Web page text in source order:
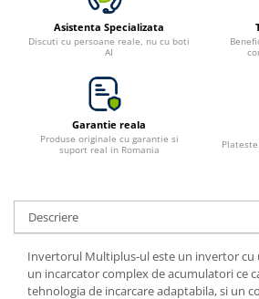
Toate panourile portabile
Kituri solare pentru balcon
Componente Fotovoltaice
Incarcatoare solare
Incarcatoare solare MPPT
Incarcatoare solare PWM
Asistenta Specializata
Discuti cu persoane reale, nu cu boti
AI
Garantie reala
Produse originale cu garantie si
suport real in Romania
Descriere
Invertorul Multiplus-ul este un invertor cu
un incarcator complex de acumulatori ce
tehnologia de incarcare adaptabila, si un